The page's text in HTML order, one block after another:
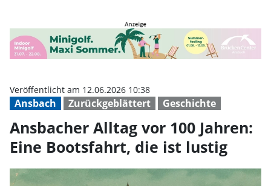
Ansbach Zurückgeblättert Geschichte
Veröffentlicht am 12.06.2026 10:38
Ansbacher Alltag vor 100 Jahren:
Eine Bootsfahrt, die ist lustig